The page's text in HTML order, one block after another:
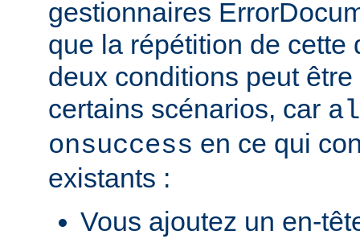
gestionnaires
que la répétition de cette
deux conditions peut
certains scénarios, car
onsuccess en ce qui
existants :
Vous ajoutez un en-